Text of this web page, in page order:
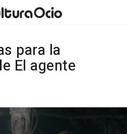
para la
El agente